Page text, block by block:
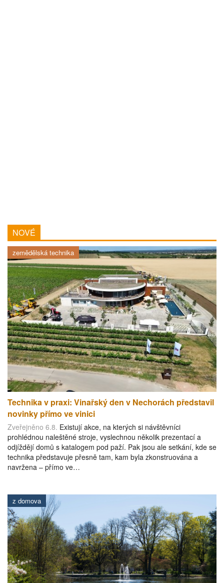
NOVÉ
zemědělská technika
Technika v praxi: Vinařský den v Nechorách představil
novinky přímo ve vinici
Zveřejněno 6.8. Existují akce, na kterých si návštěvníci
prohlédnou naleštěné stroje, vyslechnou několik prezentací a
odjíždějí domů s katalogem pod paží. Pak jsou ale setkání, kde se
technika představuje přesně tam, kam byla zkonstruována a
navržena – přímo ve…
z domova